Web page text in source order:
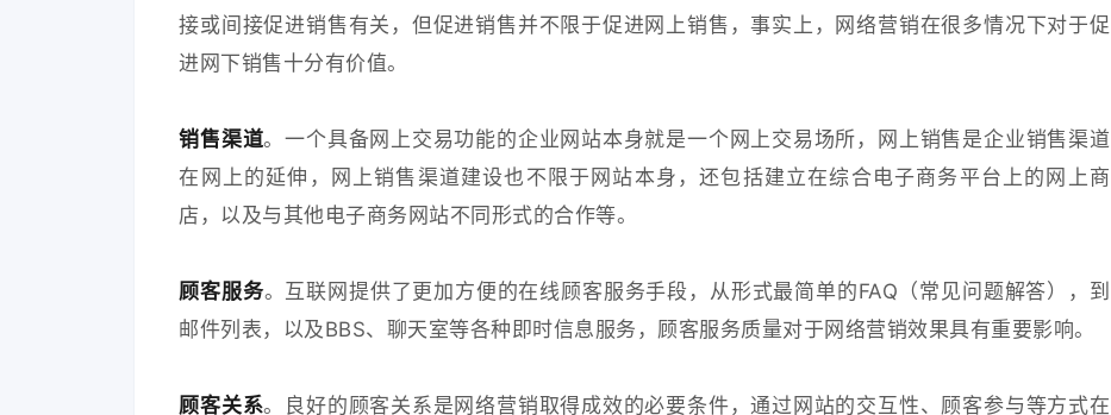
接或间接促进销售有关，但促进销售并不限于促进网上销售，事实上，网络营销在很多情况下对于促
进网下销售十分有价值。
销售渠道。一个具备网上交易功能的企业网站本身就是一个网上交易场所，网上销售是企业销售渠道
在网上的延伸，网上销售渠道建设也不限于网站本身，还包括建立在综合电子商务平台上的网上商
店，以及与其他电子商务网站不同形式的合作等。
顾客服务。互联网提供了更加方便的在线顾客服务手段，从形式最简单的FAQ（常见问题解答），到
邮件列表，以及BBS、聊天室等各种即时信息服务，顾客服务质量对于网络营销效果具有重要影响。
顾客关系。良好的顾客关系是网络营销取得成效的必要条件，通过网站的交互性、顾客参与等方式在